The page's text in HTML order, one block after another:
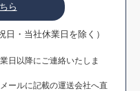
ら
・当社休業日を除く）
日以降にご連絡いたしま
ールに記載の運送会社へ直